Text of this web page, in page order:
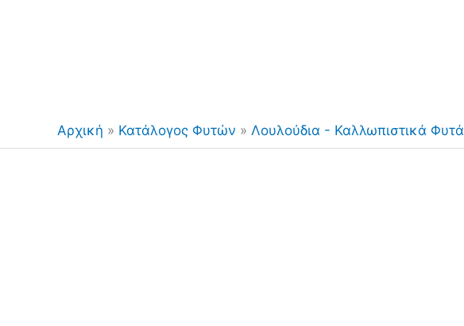
Αρχική » Κατάλογος Φυτών » Λουλούδια - Καλλωπιστικά Φυτά